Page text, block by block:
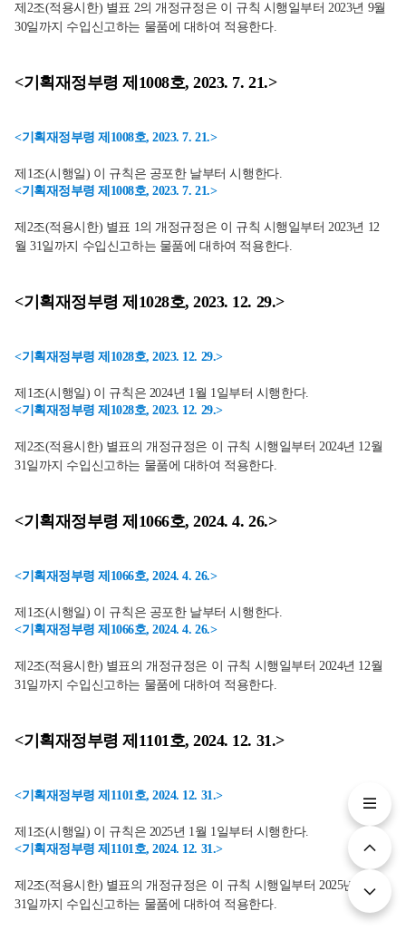
제2조(적용시한) 별표 2의 개정규정은 이 규칙 시행일부터 2023년 9월
30일까지 수입신고하는 물품에 대하여 적용한다.
<기획재정부령 제1008호, 2023. 7. 21.>
<기획재정부령 제1008호, 2023. 7. 21.>
제1조(시행일) 이 규칙은 공포한 날부터 시행한다.
<기획재정부령 제1008호, 2023. 7. 21.>
제2조(적용시한) 별표 1의 개정규정은 이 규칙 시행일부터 2023년 12
월 31일까지 수입신고하는 물품에 대하여 적용한다.
<기획재정부령 제1028호, 2023. 12. 29.>
<기획재정부령 제1028호, 2023. 12. 29.>
제1조(시행일) 이 규칙은 2024년 1월 1일부터 시행한다.
<기획재정부령 제1028호, 2023. 12. 29.>
제2조(적용시한) 별표의 개정규정은 이 규칙 시행일부터 2024년 12월
31일까지 수입신고하는 물품에 대하여 적용한다.
<기획재정부령 제1066호, 2024. 4. 26.>
<기획재정부령 제1066호, 2024. 4. 26.>
제1조(시행일) 이 규칙은 공포한 날부터 시행한다.
<기획재정부령 제1066호, 2024. 4. 26.>
제2조(적용시한) 별표의 개정규정은 이 규칙 시행일부터 2024년 12월
31일까지 수입신고하는 물품에 대하여 적용한다.
<기획재정부령 제1101호, 2024. 12. 31.>
<기획재정부령 제1101호, 2024. 12. 31.>
제1조(시행일) 이 규칙은 2025년 1월 1일부터 시행한다.
<기획재정부령 제1101호, 2024. 12. 31.>
제2조(적용시한) 별표의 개정규정은 이 규칙 시행일부터 2025년 12월
31일까지 수입신고하는 물품에 대하여 적용한다.